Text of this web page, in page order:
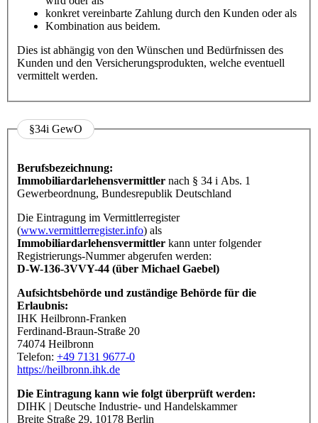
konkret vereinbarte Zahlung durch den Kunden oder als
Kombination aus beidem.
Dies ist abhängig von den Wünschen und Bedürfnissen des
Kunden und den Versicherungsprodukten, welche eventuell
vermittelt werden.
§34i GewO
Berufsbezeichnung:
Immobiliardarlehensvermittler nach § 34 i Abs. 1
Gewerbeordnung, Bundesrepublik Deutschland
Die Eintragung im Vermittlerregister
(www.vermittlerregister.info) als
Immobiliardarlehensvermittler kann unter folgender
Registrierungs-Nummer abgerufen werden:
D-W-136-3VVY-44 (über Michael Gaebel)
Aufsichtsbehörde und zuständige Behörde für die
Erlaubnis:
IHK Heilbronn-Franken
Ferdinand-Braun-Straße 20
74074 Heilbronn
Telefon: +49 7131 9677-0
https://heilbronn.ihk.de
Die Eintragung kann wie folgt überprüft werden:
DIHK | Deutsche Industrie- und Handelskammer
Breite Straße 29, 10178 Berlin